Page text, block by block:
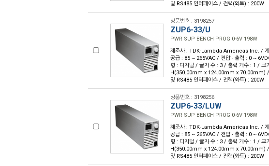
및 RS485 인터페이스 / 전력(와트) : 200W
상품번호 : 3198257
ZUP6-33/U
PWR SUP BENCH PROG 0-6V 198W
제조사 : TDK-Lambda Americas Inc. /
공급 : 85 ~ 265VAC / 전압 - 출력 : 0 ~
형 : 디지털 / 글자 수 : 3 / 출력 개수 : 1 /
H(350.00mm x 124.00mm x 70.00mm) /
및 RS485 인터페이스 / 전력(와트) : 200W
상품번호 : 3198256
ZUP6-33/LUW
PWR SUP BENCH PROG 0-6V 198W
제조사 : TDK-Lambda Americas Inc. /
공급 : 85 ~ 265VAC / 전압 - 출력 : 0 ~
형 : 디지털 / 글자 수 : 3 / 출력 개수 : 1 /
H(350.00mm x 124.00mm x 70.00mm) /
및 RS485 인터페이스 / 전력(와트) : 200W